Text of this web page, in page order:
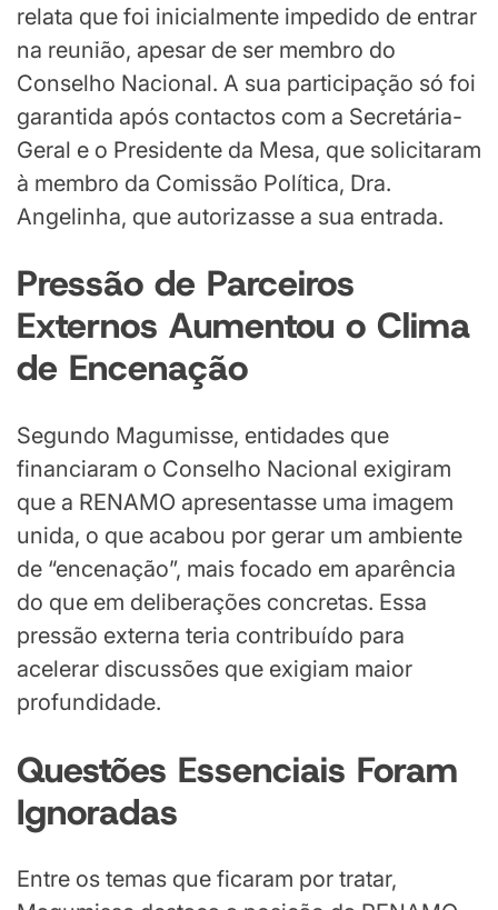
relata que foi inicialmente impedido de entrar
na reunião, apesar de ser membro do
Conselho Nacional. A sua participação só foi
garantida após contactos com a Secretária-
Geral e o Presidente da Mesa, que solicitaram
à membro da Comissão Política, Dra.
Angelinha, que autorizasse a sua entrada.
Pressão de Parceiros
Externos Aumentou o Clima
de Encenação
Segundo Magumisse, entidades que
financiaram o Conselho Nacional exigiram
que a RENAMO apresentasse uma imagem
unida, o que acabou por gerar um ambiente
de “encenação”, mais focado em aparência
do que em deliberações concretas. Essa
pressão externa teria contribuído para
acelerar discussões que exigiam maior
profundidade.
Questões Essenciais Foram
Ignoradas
Entre os temas que ficaram por tratar,